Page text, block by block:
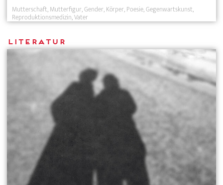
Mutterschaft Mutterfigur Gender Körper Poesie Gegenwartskunst
Reproduktionsmedizin Vater
Literatur